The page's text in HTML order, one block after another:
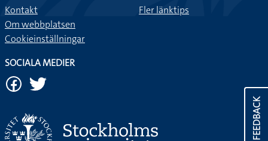
FEEDBACK
Kontakt
Om webbplatsen
Cookieinställningar
Fler länktips
SOCIALA MEDIER